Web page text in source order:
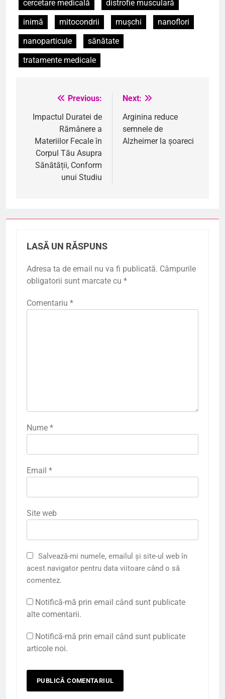
cercetare medicală
distrofie musculară
inimă
mitocondrii mușchi
nanoflori
nanoparticule
sănătate
tratamente medicale
Navigare
în
articole
Previous:
Impactul Duratei de
Rămânere a
Materiilor Fecale în
Corpul Tău Asupra
Sănătății, Conform
unui Studiu
Next:
Arginina reduce
semnele de
Alzheimer la șoareci
LASĂ UN RĂSPUNS
Adresa ta de email nu va fi publicată. Câmpurile
obligatorii sunt marcate cu *
Comentariu *
Nume *
Email *
Site web
Salvează-mi numele, emailul și site-ul web în
acest navigator pentru data viitoare când o să
comentez.
Notifică-mă prin email când sunt publicate
alte comentarii.
Notifică-mă prin email când sunt publicate
articole noi.